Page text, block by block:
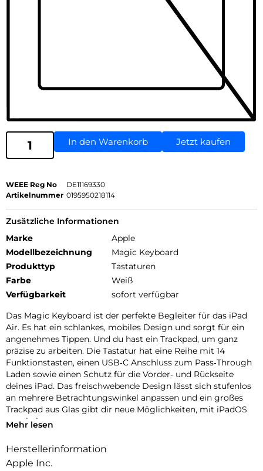
In den Warenkorb Jetzt kaufen
WEEE Reg No
DE11169330
Artikelnummer 0195950218114
Zusätzliche Informationen
Marke
Apple
Modellbezeichnung
Magic Keyboard
Produkttyp
Tastaturen
Farbe
Weiß
Verfügbarkeit
sofort verfügbar
Das Magic Keyboard ist der perfekte Begleiter für das iPad
Air. Es hat ein schlankes, mobiles Design und sorgt für ein
angenehmes Tippen. Und du hast ein Trackpad, um ganz
präzise zu arbeiten. Die Tastatur hat eine Reihe mit 14
Funktions­tasten, einen USB‑C Anschluss zum Pass‑Through
Laden sowie einen Schutz für die Vorder‑ und Rückseite
deines iPad. Das frei­schwebende Design lässt sich stufenlos
an mehrere Betrachtungs­winkel anpassen und ein großes
Trackpad aus Glas gibt dir neue Möglichkeiten, mit iPadOS
zu arbeiten.
Mehr lesen
Herstellerinformation
Apple Inc.